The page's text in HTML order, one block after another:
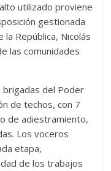
utilizado proviene
gestionada
República, Nicolás
las comunidades
brigadas del Poder
de techos, con 7
de adiestramiento,
Los voceros
etapa,
de los trabajos